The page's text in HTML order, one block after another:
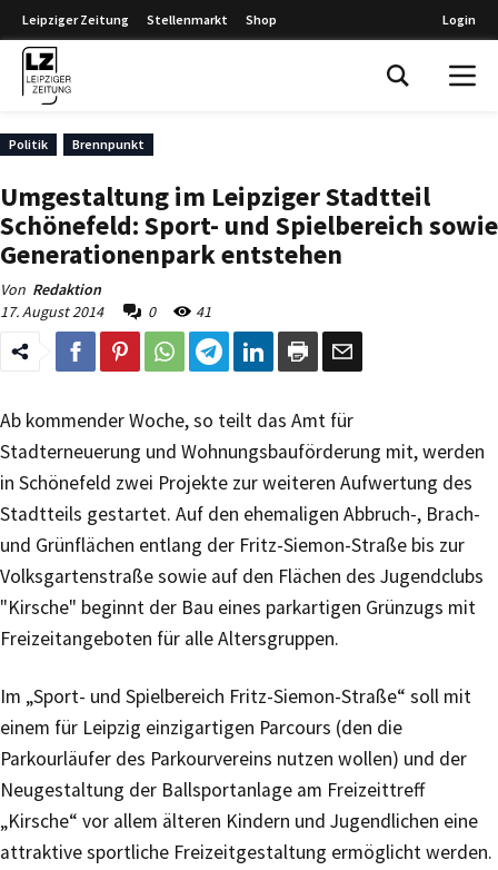
Leipziger Zeitung Stellenmarkt Shop Login
Politik Brennpunkt
Umgestaltung im Leipziger Stadtteil
Schönefeld: Sport- und Spielbereich sowie
Generationenpark entstehen
Von Redaktion
17. August 2014
0 41
Ab kommender Woche, so teilt das Amt für
Stadterneuerung und Wohnungsbauförderung mit, werden
in Schönefeld zwei Projekte zur weiteren Aufwertung des
Stadtteils gestartet. Auf den ehemaligen Abbruch-, Brach-
und Grünflächen entlang der Fritz-Siemon-Straße bis zur
Volksgartenstraße sowie auf den Flächen des Jugendclubs
"Kirsche" beginnt der Bau eines parkartigen Grünzugs mit
Freizeitangeboten für alle Altersgruppen.
Im „Sport- und Spielbereich Fritz-Siemon-Straße“ soll mit
einem für Leipzig einzigartigen Parcours (den die
Parkourläufer des Parkourvereins nutzen wollen) und der
Neugestaltung der Ballsportanlage am Freizeittreff
„Kirsche“ vor allem älteren Kindern und Jugendlichen eine
attraktive sportliche Freizeitgestaltung ermöglicht werden.